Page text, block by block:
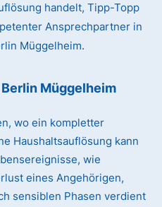
handelt, Tipp-Topp
Ansprechpartner in
Müggelheim.
Müggelheim
wo ein kompletter
Haushaltsauflösung kann
wie
eines Angehörigen,
sensiblen Phasen verdient